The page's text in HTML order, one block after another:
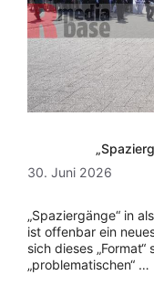
30. Juni 2026
„Spaziergänge“ in
ist offenbar ein
sich dieses
„problematischen“ …